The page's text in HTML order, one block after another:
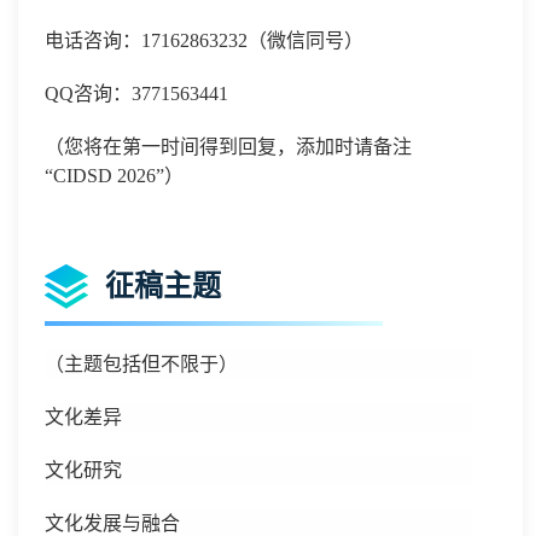
电话咨询： 17162863232 （微信同号）
QQ咨询： 3771563441
（您将在第一时间得到回复，添加时请备注
“CIDSD 2026”）
征稿主题
（主题包括但不限于）
文化差异
文化研究
文化发展与融合